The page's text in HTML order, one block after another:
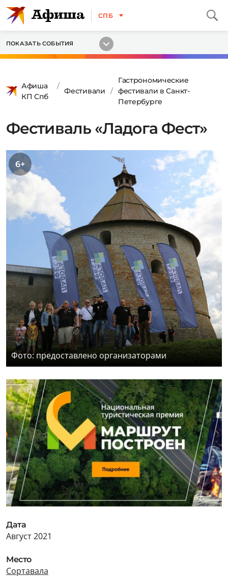
СПБ
ПОКАЗАТЬ СОБЫТИЯ
Афиша
КП Спб
Фестивали
Гастрономические
фестивали в Санкт-
Петербурге
Фестиваль «Ладога Фест»
6+
Фото: предоставлено организаторами
Дата
Август 2021
Место
Сортавала